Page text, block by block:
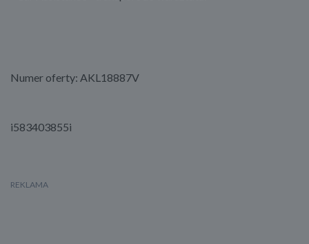
Numer oferty: AKL18887V
i583403855i